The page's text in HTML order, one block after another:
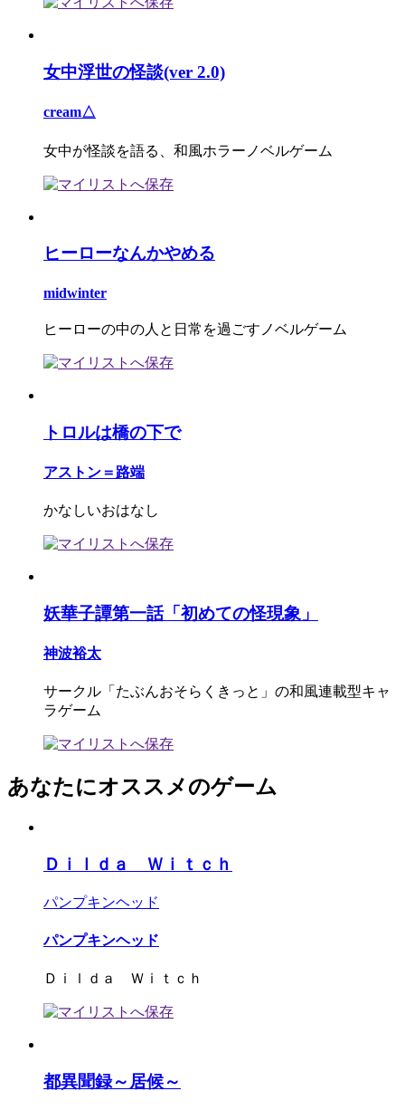
女中浮世の怪談(ver 2.0)
cream△
女中が怪談を語る、和風ホラーノベルゲーム
ヒーローなんかやめる
midwinter
ヒーローの中の人と日常を過ごすノベルゲーム
トロルは橋の下で
アストン＝路端
かなしいおはなし
妖華子譚第一話「初めての怪現象」
神波裕太
サークル「たぶんおそらくきっと」の和風連載型キャ
ラゲーム
あなたにオススメのゲーム
Ｄｉｌｄａ Ｗｉｔｃｈ
パンプキンヘッド
パンプキンヘッド
Ｄｉｌｄａ Ｗｉｔｃｈ
都異聞録～居候～